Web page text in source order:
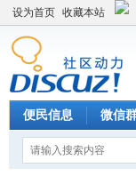
设为首页 收藏本站
便民信息 微信